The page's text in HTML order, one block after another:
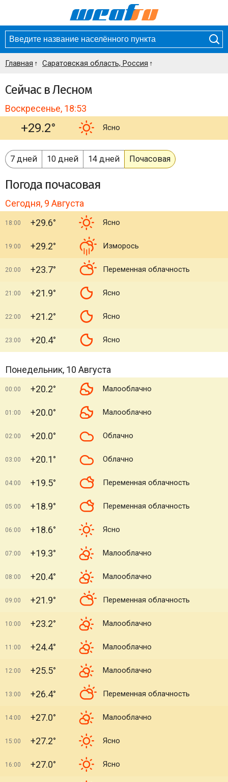
Главная Саратовская область, Россия
Сейчас в Лесном
Воскресенье, 18:53
+29.2° Ясно
7 дней 10 дней 14 дней Почасовая
Погода почасовая
Сегодня, 9 Августа
18:00 +29.6° Ясно
19:00 +29.2° Изморось
20:00 +23.7° Переменная облачность
21:00 +21.9° Ясно
22:00 +21.2° Ясно
23:00 +20.4° Ясно
Понедельник, 10 Августа
00:00 +20.2° Малооблачно
01:00 +20.0° Малооблачно
02:00 +20.0° Облачно
03:00 +20.1° Облачно
04:00 +19.5° Переменная облачность
05:00 +18.9° Переменная облачность
06:00 +18.6° Ясно
07:00 +19.3° Малооблачно
08:00 +20.4° Малооблачно
09:00 +21.9° Переменная облачность
10:00 +23.2° Малооблачно
11:00 +24.4° Малооблачно
12:00 +25.5° Малооблачно
13:00 +26.4° Переменная облачность
14:00 +27.0° Малооблачно
15:00 +27.2° Ясно
16:00 +27.0° Ясно